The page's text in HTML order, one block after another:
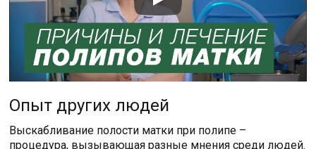
Опыт других людей
Выскабливание полости матки при полипе –
процедура, вызывающая разные мнения среди людей.